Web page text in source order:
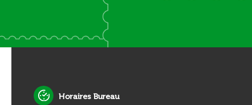
Horaires Bureau